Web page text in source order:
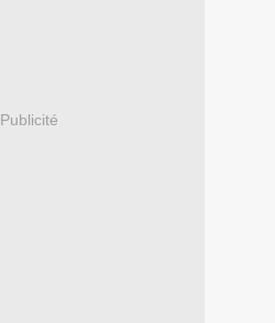
Publicité